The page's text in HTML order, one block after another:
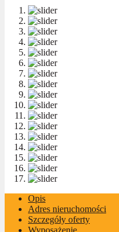
Opis
Adres nieruchomości
Szczegóły oferty
Wyposażenie